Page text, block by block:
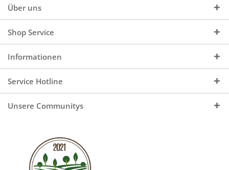
Über uns
Shop Service
Informationen
Service Hotline
Unsere Communitys